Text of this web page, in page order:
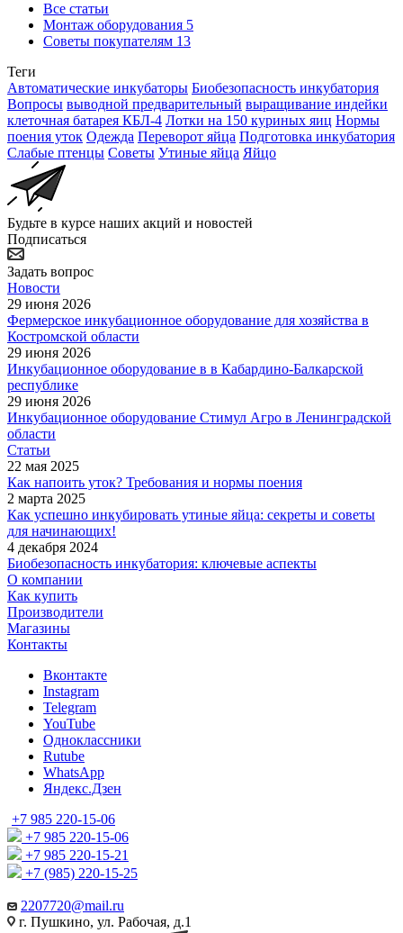
Все статьи
Монтаж оборудования 5
Советы покупателям 13
Теги
Автоматические инкубаторы Биобезопасность инкубатория
Вопросы выводной предварительный выращивание индейки
клеточная батарея КБЛ-4 Лотки на 150 куриных яиц Нормы
поения уток Одежда Переворот яйца Подготовка инкубатория
Слабые птенцы Советы Утиные яйца Яйцо
Будьте в курсе наших акций и новостей
Подписаться
Задать вопрос
Новости
29 июня 2026
Фермерское инкубационное оборудование для хозяйства в
Костромской области
29 июня 2026
Инкубационное оборудование в в Кабардино-Балкарской
республике
29 июня 2026
Инкубационное оборудование Стимул Агро в Ленинградской
области
Статьи
22 мая 2025
Как напоить уток? Требования и нормы поения
2 марта 2025
Как успешно инкубировать утиные яйца: секреты и советы
для начинающих!
4 декабря 2024
Биобезопасность инкубатория: ключевые аспекты
О компании
Как купить
Производители
Магазины
Контакты
Вконтакте
Instagram
Telegram
YouTube
Одноклассники
Rutube
WhatsApp
Яндекс.Дзен
+7 985 220-15-06
+7 985 220-15-06
+7 985 220-15-21
+7 (985) 220-15-25
2207720@mail.ru
г. Пушкино, ул. Рабочая, д.1